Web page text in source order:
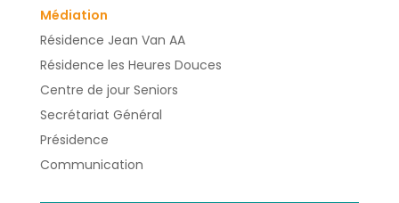
Médiation
Résidence Jean Van AA
Résidence les Heures Douces
Centre de jour Seniors
Secrétariat Général
Présidence
Communication